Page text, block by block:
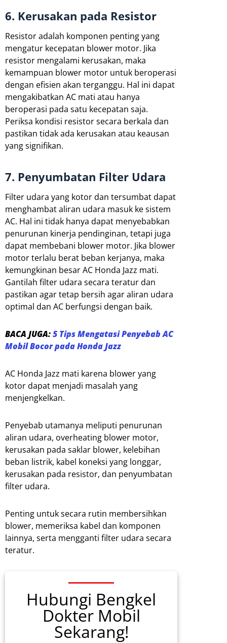
6. Kerusakan pada Resistor
Resistor adalah komponen penting yang
mengatur kecepatan blower motor. Jika
resistor mengalami kerusakan, maka
kemampuan blower motor untuk beroperasi
dengan efisien akan terganggu. Hal ini dapat
mengakibatkan AC mati atau hanya
beroperasi pada satu kecepatan saja.
Periksa kondisi resistor secara berkala dan
pastikan tidak ada kerusakan atau keausan
yang signifikan.
7. Penyumbatan Filter Udara
Filter udara yang kotor dan tersumbat dapat
menghambat aliran udara masuk ke sistem
AC. Hal ini tidak hanya dapat menyebabkan
penurunan kinerja pendinginan, tetapi juga
dapat membebani blower motor. Jika blower
motor terlalu berat beban kerjanya, maka
kemungkinan besar AC Honda Jazz mati.
Gantilah filter udara secara teratur dan
pastikan agar tetap bersih agar aliran udara
optimal dan AC berfungsi dengan baik.
BACA JUGA:5 Tips Mengatasi Penyebab AC
Mobil Bocor pada Honda Jazz
AC Honda Jazz mati karena blower yang
kotor dapat menjadi masalah yang
menjengkelkan.
Penyebab utamanya meliputi penurunan
aliran udara, overheating blower motor,
kerusakan pada saklar blower, kelebihan
beban listrik, kabel koneksi yang longgar,
kerusakan pada resistor, dan penyumbatan
filter udara.
Penting untuk secara rutin membersihkan
blower, memeriksa kabel dan komponen
lainnya, serta mengganti filter udara secara
teratur.
Hubungi Bengkel
Dokter Mobil
Sekarang!